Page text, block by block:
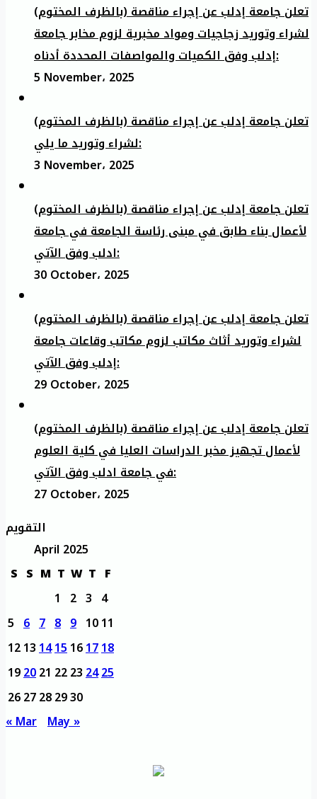
تعلن جامعة إدلب عن إجراء مناقصة (بالظرف المختوم)
لشراء وتوريد زجاجيات ومواد مخبرية لزوم مخابر جامعة
إدلب وفق الكميات والمواصفات المحددة أدناه:
5 November، 2025
تعلن جامعة إدلب عن إجراء مناقصة (بالظرف المختوم)
لشراء وتوريد ما يلي:
3 November، 2025
تعلن جامعة إدلب عن إجراء مناقصة (بالظرف المختوم)
لأعمال بناء طابق في مبنى رئاسة الجامعة في جامعة
ادلب وفق الآتي:
30 October، 2025
تعلن جامعة إدلب عن إجراء مناقصة (بالظرف المختوم)
لشراء وتوريد أثاث مكاتب لزوم مكاتب وقاعات جامعة
إدلب وفق الآتي:
29 October، 2025
تعلن جامعة إدلب عن إجراء مناقصة (بالظرف المختوم)
لأعمال تجهيز مخبر الدراسات العليا في كلية العلوم
في جامعة ادلب وفق الآتي:
27 October، 2025
التقويم
April 2025
S S M T W T F
1 2 3 4
5 6 7 8 9 1011
12131415161718
192021 22232425
2627282930
« Mar May »